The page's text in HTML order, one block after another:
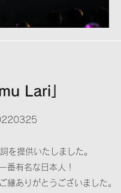
Lari」
を提供いたしました。
番有名な日本人！
縁ありがとうございました。